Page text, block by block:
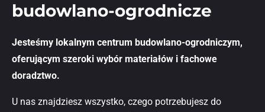
budowlano-ogrodnicze
Jesteśmy lokalnym centrum budowlano-ogrodniczym,
oferującym szeroki wybór materiałów i fachowe
doradztwo.
U nas znajdziesz wszystko, czego potrzebujesz do